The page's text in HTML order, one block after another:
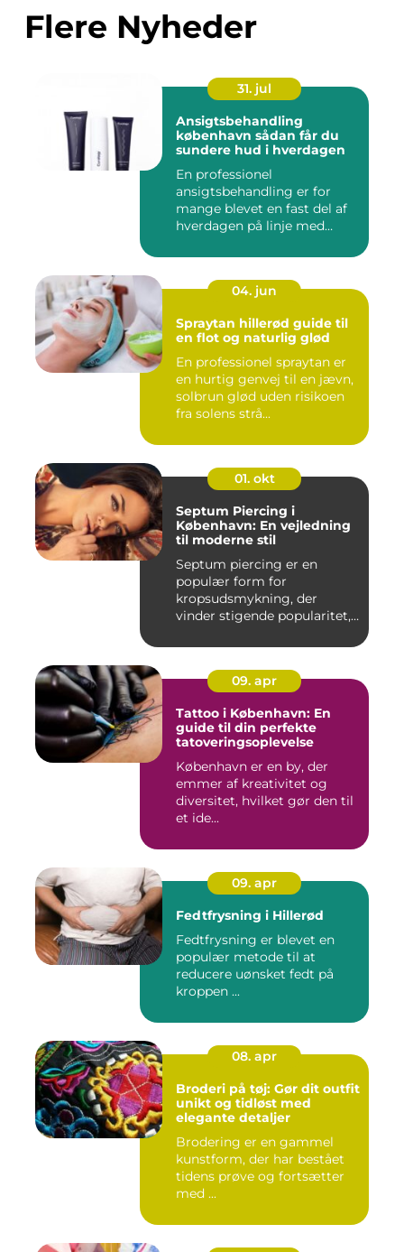
Flere Nyheder
31. jul
Ansigtsbehandling
københavn sådan får du
sundere hud i hverdagen
En professionel
ansigtsbehandling er for
mange blevet en fast del af
hverdagen på linje med
04. jun
Spraytan hillerød guide til
en flot og naturlig glød
En professionel spraytan er
en hurtig genvej til en jævn,
solbrun glød uden risikoen
fra solens strå...
01. okt
Septum Piercing i
København: En vejledning
til moderne stil
Septum piercing er en
populær form for
kropsudsmykning, der
vinder stigende popularitet,
09. apr
Tattoo i København: En
guide til din perfekte
tatoveringsoplevelse
København er en by, der
emmer af kreativitet og
diversitet, hvilket gør den til
et ide...
09. apr
Fedtfrysning i Hillerød
Fedtfrysning er blevet en
populær metode til at
reducere uønsket fedt på
kroppen ...
08. apr
Broderi på tøj: Gør dit outfit
unikt og tidløst med
elegante detaljer
Brodering er en gammel
kunstform, der har bestået
tidens prøve og fortsætter
med ...